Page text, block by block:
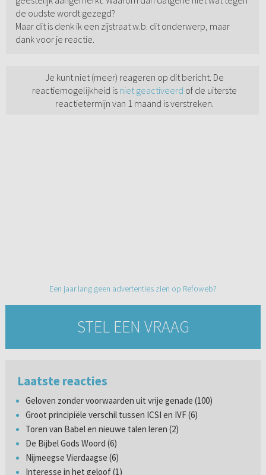
de oudste wordt gezegd?
Maar dit is denk ik een zijstraat w.b. dit onderwerp, maar
dank voor je reactie.
Je kunt niet (meer) reageren op dit bericht. De
reactiemogelijkheid is niet geactiveerd of de uiterste
reactietermijn van 1 maand is verstreken.
Een jaar lang geen advertenties zien op Refoweb?
STEL EEN VRAAG
Laatste reacties
Geloven zonder voorwaarden uit vrije genade (100)
Groot principiële verschil tussen ICSI en IVF (6)
Toren van Babel en nieuwe talen leren (2)
De Bijbel Gods Woord (6)
Nijmeegse Vierdaagse (6)
Interesse in het geloof (1)